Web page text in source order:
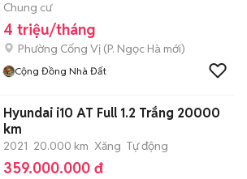
Chung cư
4 triệu/tháng
Phường Cống Vị (P. Ngọc Hà mới)
Cộng Đồng Nhà Đất
Hyundai i10 AT Full 1.2 Trắng 20000
km
2021 20.000 km Xăng Tự động
359.000.000 đ